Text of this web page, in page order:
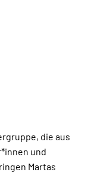
die aus
und
Martas